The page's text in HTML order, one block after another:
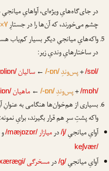
در جای‌گاه‌هایِ ویژه‌ای، آواهایِ
چشم می‌خورند، که آن‌ها را در جستارِ۷×۲×آ.
واکه‌هایِ میانجیِ دیگر بسیار کم‌یاب
در ساختارهایِ وندیِ زیر:
/sɒl/
+پس‌وندِ/-ɒn/
←سالیان
/mɒh/
+پس‌وندِ/-ɒn/
←ماهیان
بسیاری از هم‌خوان‌ها هنگامی به عنوانِ
واکه پشتِ سرِ هم قرار بگیرند، برایِ نمونه:
آوایِ میانجیِ/j/درمیازار /mæjɒzɒr/ و
keʃvær/
آوایِ میانجیِ/g/درمسخرگی